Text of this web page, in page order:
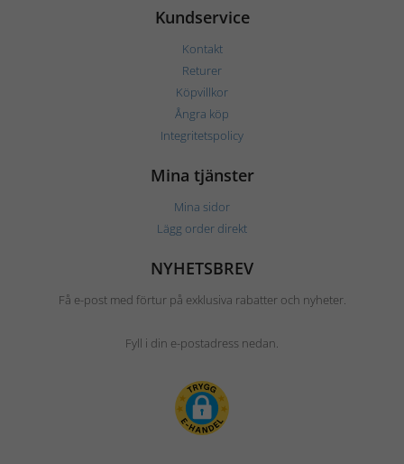
Kundservice
Kontakt
Returer
Köpvillkor
Ångra köp
Integritetspolicy
Mina tjänster
Mina sidor
Lägg order direkt
NYHETSBREV
Få e-post med förtur på exklusiva rabatter och nyheter.
Fyll i din e-postadress nedan.